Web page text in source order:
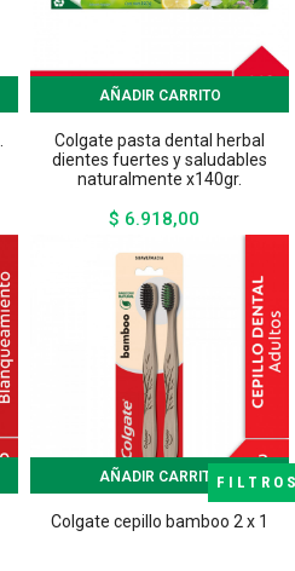
AÑADIR CARRITO
Colgate pasta dental herbal
dientes fuertes y saludables
naturalmente x140gr.
$ 6.918,00
AÑADIR CARRITO
Colgate cepillo bamboo 2 x 1